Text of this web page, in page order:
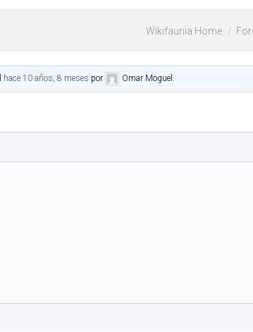
Wikifaunia Home
hace 10 años, 8 meses por Omar Moguel .